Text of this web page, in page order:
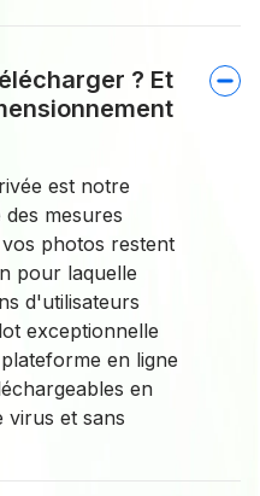
? Et
est notre
mesures
photos restent
pour laquelle
d'utilisateurs
exceptionnelle
en ligne
en
virus et sans